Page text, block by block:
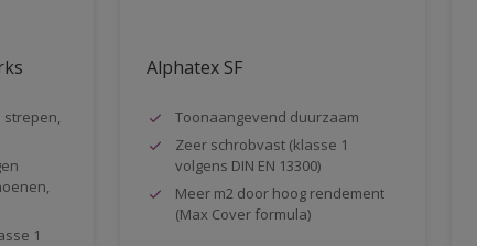
1
Alphatex SF
Toonaangevend duurzaam
Zeer schrobvast (klasse 1
volgens DIN EN 13300)
Meer m2 door hoog rendement
(Max Cover formula)